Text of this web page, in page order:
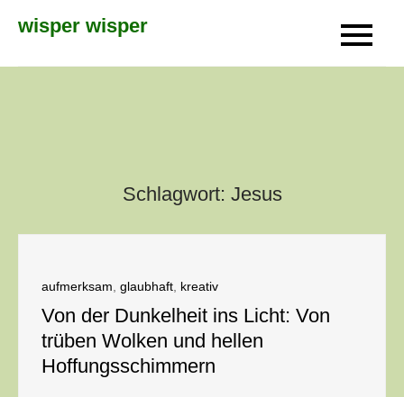
wisper wisper
Schlagwort: Jesus
aufmerksam glaubhaft kreativ
Von der Dunkelheit ins Licht: Von
trüben Wolken und hellen
Hoffungsschimmern